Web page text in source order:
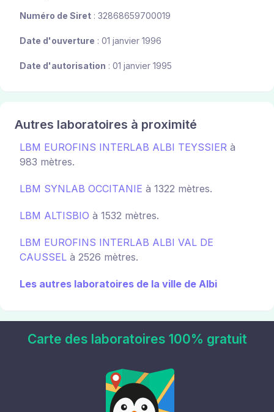
Numéro de Siret : 32868659700019
Date d'ouverture : 01 janvier 1996
Date d'autorisation : 01 janvier 1995
Autres laboratoires à proximité
LBM EUROFINS INTERLAB ALBI TEYSSIER à
983 mètres.
LBM SYNLAB OCCITANIE à 1322 mètres.
LBM ALTISBIO à 1532 mètres.
LBM EUROFINS INTERLAB ALBI VAL DE
CAUSSEL à 2526 mètres.
Les autres laboratoires de la ville de Albi
Carte des laboratoires 100% gratuit